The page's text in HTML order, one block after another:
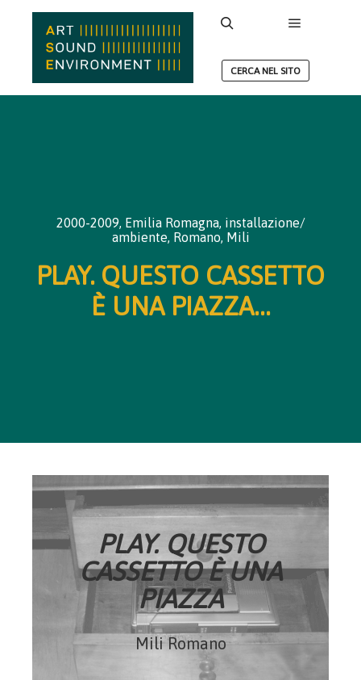
CERCA NEL SITO
2000-2009, Emilia Romagna, installazione/
ambiente, Romano, Mili
PLAY. QUESTO CASSETTO
È UNA PIAZZA…
PLAY. QUESTO
CASSETTO È UNA
PIAZZA
Mili Romano